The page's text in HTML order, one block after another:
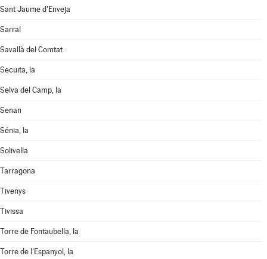
Sant Jaume d'Enveja
Sarral
Savallà del Comtat
Secuita, la
Selva del Camp, la
Senan
Sénia, la
Solivella
Tarragona
Tivenys
Tivissa
Torre de Fontaubella, la
Torre de l'Espanyol, la